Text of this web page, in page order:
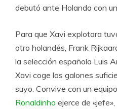
debutó ante Holanda con
Para que Xavi explotara
otro holandés, Frank
la selección española Luis
Xavi coge los galones
suyo. Convive con un
Ronaldinho ejerce de «jefe»,